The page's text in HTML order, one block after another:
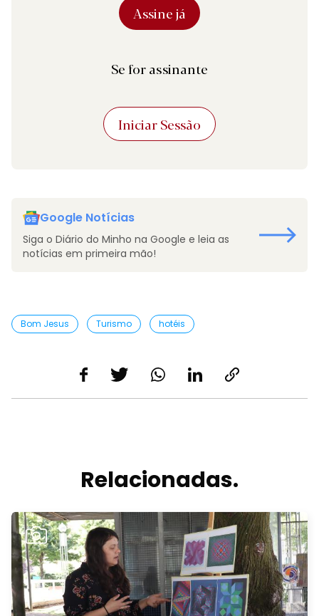
Assine já
Se for assinante
Iniciar Sessão
Google Notícias
Siga o Diário do Minho na Google e leia as
notícias em primeira mão!
Bom Jesus Turismo hotéis
Relacionadas.